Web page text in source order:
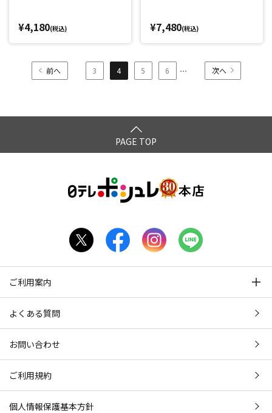
¥4,180(税込) ¥7,480(税込)
前へ 3 4 5 6 ... 次へ
PAGE TOP
ご利用案内
よくある質問
お問い合わせ
ご利用規約
個人情報保護基本方針